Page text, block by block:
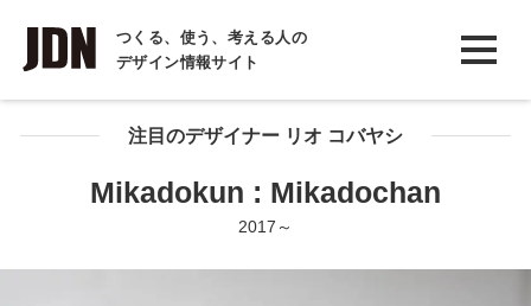
つくる、使う、考える人の
デザイン情報サイト
INTERVIEW
インタビュー
REPORT注目のデザイナー リオ コバヤシ
Mikadokun : Mikadochan
2017～